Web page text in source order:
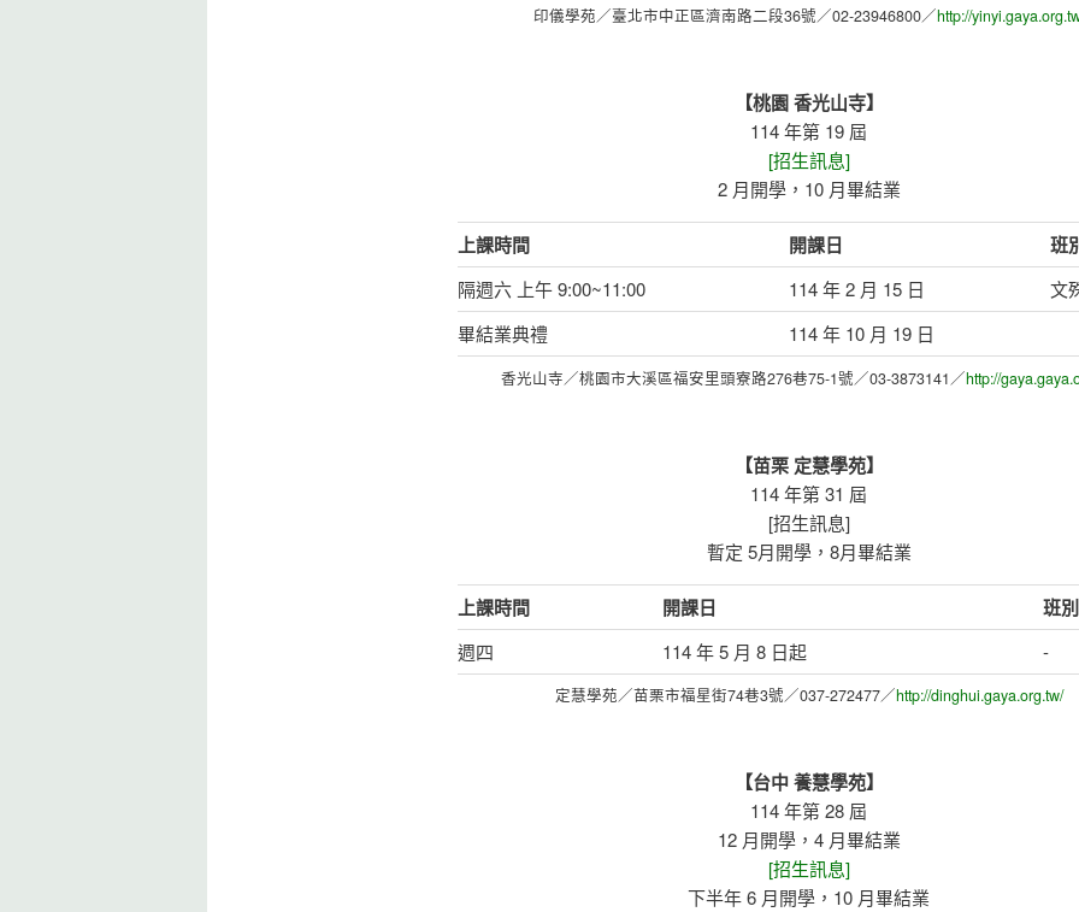
印儀學苑／臺北市中正區濟南路二段36號／02-23946800／http://
【桃園 香光山寺】
114 年第 19 屆
[招生訊息]
2 月開學，10 月畢結業
上課時間 開課日 班
隔週六 上午 9:00~11:00 114 年 2 月 15 日
文
畢結業典禮
114 年 10 月 19 日
香光山寺／桃園市大溪區福安里頭寮路276巷75-1號／03-3873141／http://
【苗栗 定慧學苑】
114 年第 31 屆
[招生訊息]
暫定 5月開學，8月畢結業
上課時間 開課日 班別
週四 114 年 5 月 8 日起 -
定慧學苑／苗栗市福星街74巷3號／037-272477／http://dinghui.gaya.org.tw/
【台中 養慧學苑】
114 年第 28 屆
12 月開學，4 月畢結業
[招生訊息]
下半年 6 月開學，10 月畢結業